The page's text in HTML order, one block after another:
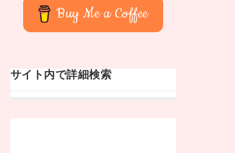
Buy Me a Coffee
サイト内で詳細検索